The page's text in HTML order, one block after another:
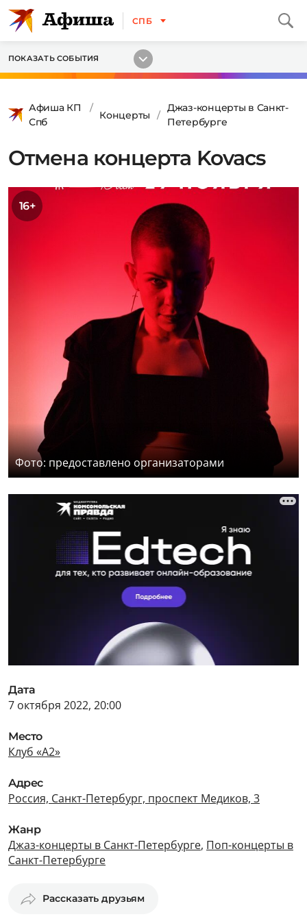
СПБ
ПОКАЗАТЬ СОБЫТИЯ
Афиша КП
Спб
Концерты
Джаз-концерты в Санкт-
Петербурге
Отмена концерта Kovacs
16+
Фото: предоставлено организаторами
Дата
7 октября 2022, 20:00
Место
Клуб «А2»
Адрес
Россия, Санкт-Петербург, проспект Медиков, 3
Жанр
Джаз-концерты в Санкт-Петербурге, Поп-концерты в
Санкт-Петербурге
Рассказать друзьям